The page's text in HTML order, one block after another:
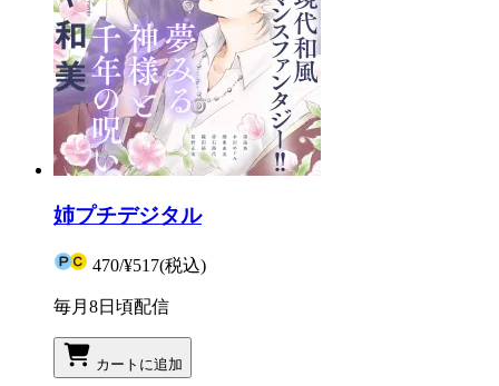
姉プチデジタル
470/¥517(税込)
毎月8日頃配信
カートに追加